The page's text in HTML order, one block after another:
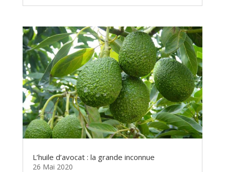
L’huile d’avocat : la grande inconnue
26 Mai 2020